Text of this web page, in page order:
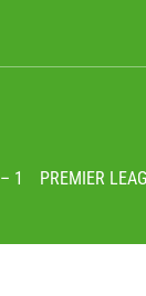
1 PREMIER